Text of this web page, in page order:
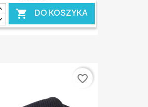
 DO KOSZYKA
favorite_border